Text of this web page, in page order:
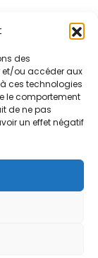
des
et/ou accéder aux
ces technologies
le comportement
de ne pas
un effet négatif